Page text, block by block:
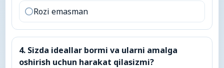
Rozi emasman
4. Sizda ideallar bormi va ularni amalga oshirish
4. Sizda ideallar bormi va ularni amalga
oshirish uchun harakat qilasizmi?